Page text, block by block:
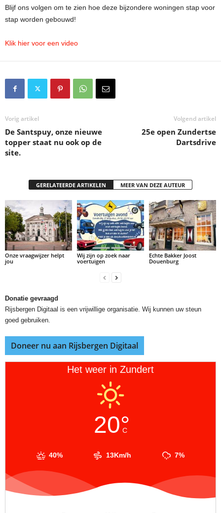
Blijf ons volgen om te zien hoe deze bijzondere woningen stap voor
stap worden gebouwd!
Klik hier voor een video
Vorig artikel
De Santspuy, onze nieuwe
topper staat nu ook op de
site.
Volgend artikel
25e open Zundertse
Dartsdrive
GERELATEERDE ARTIKELEN MEER VAN DEZE AUTEUR
Onze vraagwijzer helpt
jou
Wij zijn op zoek naar
voertuigen
Echte Bakker Joost
Douenburg
Donatie gevraagd
Rijsbergen Digitaal is een vrijwillige organisatie. Wij kunnen uw steun
goed gebruiken.
Doneer nu aan Rijsbergen Digitaal
Het weer in Zundert
20°
C
40% 13Km/h 7%